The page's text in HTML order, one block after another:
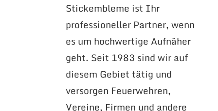
Stickembleme ist Ihr
professioneller Partner, wenn
es um hochwertige Aufnäher
geht. Seit 1983 sind wir auf
diesem Gebiet tätig und
versorgen Feuerwehren,
Vereine, Firmen und andere